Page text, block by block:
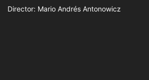
Director: Mario Andrés Antonowicz